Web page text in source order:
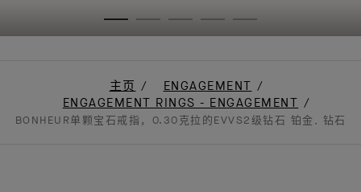
主页
ENGAGEMENT
ENGAGEMENT RINGS - ENGAGEMENT
BONHEUR单颗宝石戒指，0.30克拉的EVVS2级钻石 铂金, 钻石